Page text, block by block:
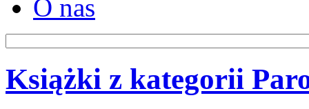
O nas
Książki z kategorii